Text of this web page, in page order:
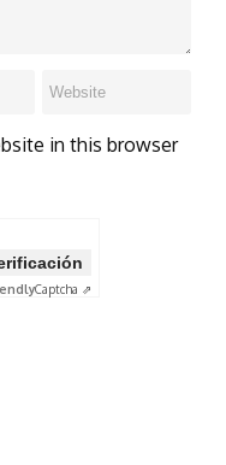
in this browser
Captcha ⇗